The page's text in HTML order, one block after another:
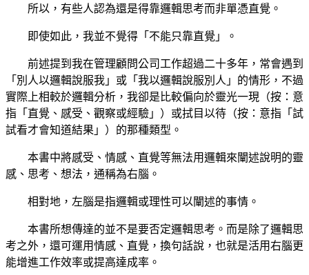
所以，有些人認為還是得靠邏輯思考而非單憑直覺。
即使如此，我並不覺得「不能只靠直覺」。
前述提到我在管理顧問公司工作超過二十多年，常會遇到
「別人以邏輯說服我」或「我以邏輯說服別人」的情形，不過
實際上相較於邏輯分析，我卻是比較偏向於靈光一現（按：意
指「直覺、感受、觀察或經驗」）或拭目以待（按：意指「試
試看才會知道結果」）的那種類型。
本書中將感受、情感、直覺等無法用邏輯來闡述說明的靈
感、思考、想法，通稱為右腦。
相對地，左腦是指邏輯或理性可以闡述的事情。
本書所想傳達的並不是要否定邏輯思考。而是除了邏輯思
考之外，還可運用情感、直覺，換句話說，也就是活用右腦更
能增進工作效率或提高達成率。